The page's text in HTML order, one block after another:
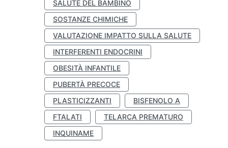
SALUTE DEL BAMBINO
SOSTANZE CHIMICHE
VALUTAZIONE IMPATTO SULLA SALUTE
INTERFERENTI ENDOCRINI
OBESITÀ INFANTILE
PUBERTÀ PRECOCE
PLASTICIZZANTI
BISFENOLO A
FTALATI
TELARCA PREMATURO
INQUINAME